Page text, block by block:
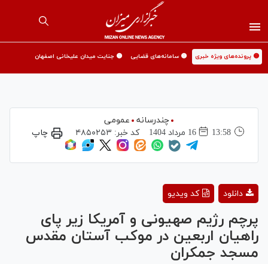
🟡 پرونده‌های ویژه خبری 🟡 سامانه‌های قضایی 🟡 جنایت میدان علیخانی اصفهان
چندرسانه
عمومی
13:58
16 مرداد 1404 کد خبر: ۴۸۵۰۲۵۳ چاپ
Video
کد ویدیو دانلود
پرچم رژیم صهیونی و آمریکا زیر پای
راهیان اربعین در موکب آستان مقدس
مسجد جمکران